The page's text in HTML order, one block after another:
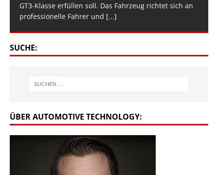
GT3-Klasse erfüllen soll. Das Fahrzeug richtet sich an
professionelle Fahrer und [...]
SUCHE:
ÜBER AUTOMOTIVE TECHNOLOGY: